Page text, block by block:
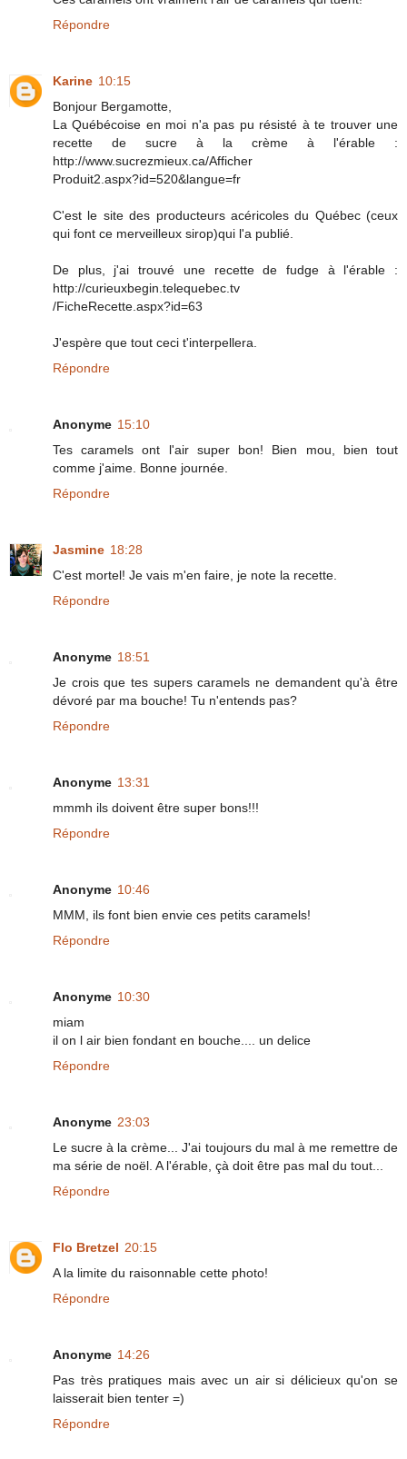
Répondre
Karine 10:15
Bonjour Bergamotte,
La Québécoise en moi n'a pas pu résisté à te trouver une
recette de sucre à la crème à l'érable :
http://www.sucrezmieux.ca/Afficher
Produit2.aspx?id=520&langue=fr
C'est le site des producteurs acéricoles du Québec (ceux
qui font ce merveilleux sirop)qui l'a publié.
De plus, j'ai trouvé une recette de fudge à l'érable :
http://curieuxbegin.telequebec.tv
/FicheRecette.aspx?id=63
J'espère que tout ceci t'interpellera.
Répondre
Anonyme 15:10
Tes caramels ont l'air super bon! Bien mou, bien tout
comme j'aime. Bonne journée.
Répondre
Jasmine 18:28
C'est mortel! Je vais m'en faire, je note la recette.
Répondre
Anonyme 18:51
Je crois que tes supers caramels ne demandent qu'à être
dévoré par ma bouche! Tu n'entends pas?
Répondre
Anonyme 13:31
mmmh ils doivent être super bons!!!
Répondre
Anonyme 10:46
MMM, ils font bien envie ces petits caramels!
Répondre
Anonyme 10:30
miam
il on l air bien fondant en bouche.... un delice
Répondre
Anonyme 23:03
Le sucre à la crème... J'ai toujours du mal à me remettre de
ma série de noël. A l'érable, çà doit être pas mal du tout...
Répondre
Flo Bretzel 20:15
A la limite du raisonnable cette photo!
Répondre
Anonyme 14:26
Pas très pratiques mais avec un air si délicieux qu'on se
laisserait bien tenter =)
Répondre